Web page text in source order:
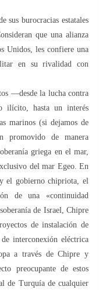
sus burocracias estatales
que una alianza
Unidos, les confiere una
en su rivalidad con
—desde la lucha contra
ilícito, hasta un interés
marinos (si dejamos de
promovido de manera
griega en el mar,
del mar Egeo. En
el gobierno chipriota, el
de una «continuidad
de Israel, Chipre
de instalación de
interconexión eléctrica
a través de Chipre y
preocupante de estos
de Turquía de cualquier